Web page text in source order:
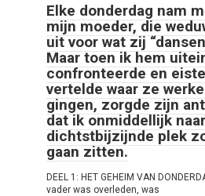
Elke donderdag nam
mijn moeder, die
uit voor wat zij
Maar toen ik hem
confronteerde en
vertelde waar ze
gingen, zorgde zijn
dat ik onmiddellijk
dichtstbijzijnde plek
gaan zitten.
DEEL 1: HET GEHEIM VAN
vader was overleden, was